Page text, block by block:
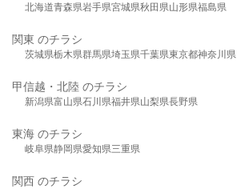
北海道青森県岩手県宮城県秋田県山形県福島県
関東 のチラシ
茨城県栃木県群馬県埼玉県千葉県東京都神奈川県
甲信越・北陸 のチラシ
新潟県富山県石川県福井県山梨県長野県
東海 のチラシ
岐阜県静岡県愛知県三重県
関西 のチラシ